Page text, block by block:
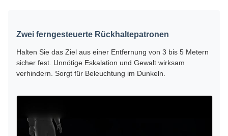
Zwei ferngesteuerte Rückhaltepatronen
Halten Sie das Ziel aus einer Entfernung von 3 bis 5 Metern
sicher fest. Unnötige Eskalation und Gewalt wirksam
verhindern. Sorgt für Beleuchtung im Dunkeln.